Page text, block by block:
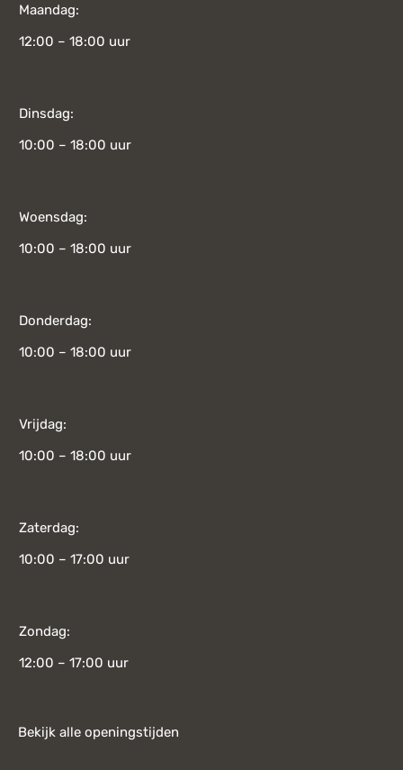
Maandag:
12:00 – 18:00 uur
Dinsdag:
10:00 – 18:00 uur
Woensdag:
10:00 – 18:00 uur
Donderdag:
10:00 – 18:00 uur
Vrijdag:
10:00 – 18:00 uur
Zaterdag:
10:00 – 17:00 uur
Zondag:
12:00 – 17:00 uur
Bekijk alle openingstijden